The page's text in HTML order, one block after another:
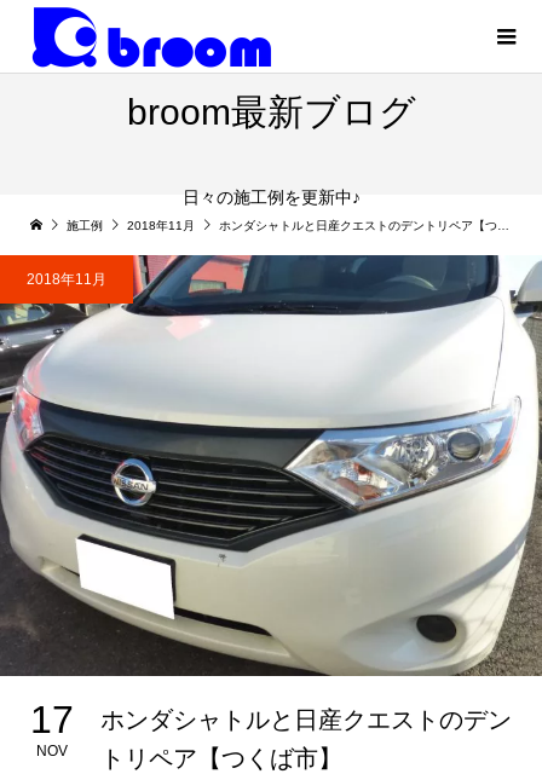
broom最新ブログ
日々の施工例を更新中♪
施工例 2018年11月 ホンダシャトルと日産クエストのデントリペア【つくば市】
2018年11月
17
NOV
ホンダシャトルと日産クエストのデン
トリペア【つくば市】